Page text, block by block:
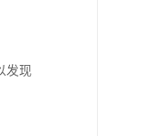
发现